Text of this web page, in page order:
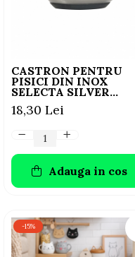
AFECTIUNI OCULARE
LAPTE PRAF
CASTRON PENTRU
PISICI DIN INOX
SELECTA SILVER
FLAMINGO
15CMx300ML
18,30 Lei
Adauga in cos
-15%